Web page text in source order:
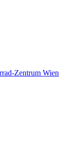
Zentrum Wien